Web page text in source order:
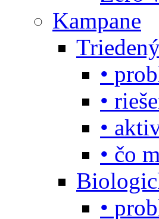
Kampane
•
•
•
• čo
•